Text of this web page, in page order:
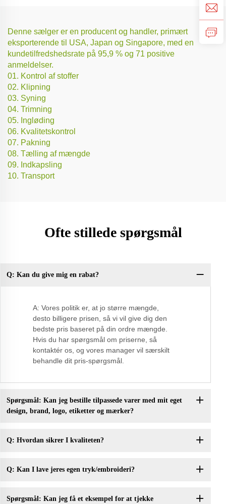
Denne sælger er en producent og handler, primært
eksporterende til USA, Japan og Singapore, med en
kundetilfredshedsrate på 95,9 % og 71 positive
anmeldelser.
01. Kontrol af stoffer
02. Klipning
03. Syning
04. Trimning
05. Ingløding
06. Kvalitetskontrol
07. Pakning
08. Tælling af mængde
09. Indkapsling
10. Transport
Ofte stillede spørgsmål
Q: Kan du give mig en rabat?
A: Vores politik er, at jo større mængde,
desto billigere prisen, så vi vil give dig den
bedste pris baseret på din ordre mængde.
Hvis du har spørgsmål om priserne, så
kontaktér os, og vores manager vil særskilt
behandle dit pris-spørgsmål.
Spørgsmål: Kan jeg bestille tilpassede varer med mit eget
design, brand, logo, etiketter og mærker?
Q: Hvordan sikrer I kvaliteten?
Q: Kan I lave jeres egen tryk/embroideri?
Spørgsmål: Kan jeg få et eksempel for at tjekke